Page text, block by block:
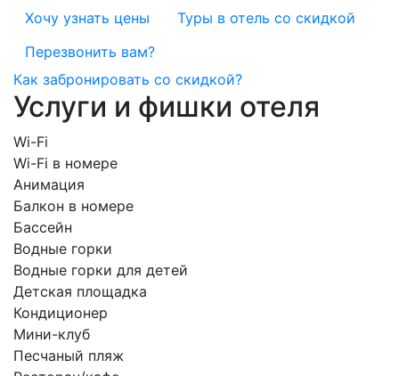
Хочу узнать цены
Туры в отель со скидкой
Перезвонить вам?
Как забронировать со скидкой?
Услуги и фишки отеля
Wi-Fi
Wi-Fi в номере
Анимация
Балкон в номере
Бассейн
Водные горки
Водные горки для детей
Детская площадка
Кондиционер
Мини-клуб
Песчаный пляж